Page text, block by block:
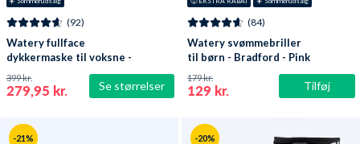
Se størrelser
(92)
Watery fullface
dykkermaske til voksne -
Oxygen - Sort
279,95 kr.
399 kr.
Tilføj
(84)
Watery svømmebriller
til børn - Bradford - Pink
129 kr.
179 kr.
-21% -20%